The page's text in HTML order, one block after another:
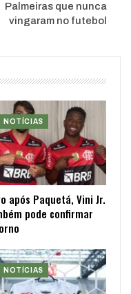
Palmeiras que nunca
vingaram no futebol
NOTÍCIAS
após Paquetá, Vini Jr.
pode confirmar
NOTÍCIAS